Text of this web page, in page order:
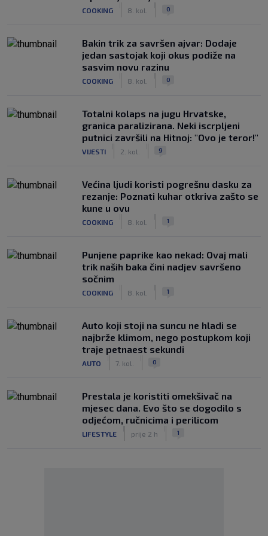
COOKING 8. kol. 0
Bakin trik za savršen ajvar: Dodaje
jedan sastojak koji okus podiže na
sasvim novu razinu
COOKING 8. kol. 0
Totalni kolaps na jugu Hrvatske,
granica paralizirana. Neki iscrpljeni
putnici završili na Hitnoj: "Ovo je teror!"
VIJESTI 2. kol. 9
Većina ljudi koristi pogrešnu dasku za
rezanje: Poznati kuhar otkriva zašto se
kune u ovu
COOKING 8. kol. 1
Punjene paprike kao nekad: Ovaj mali
trik naših baka čini nadjev savršeno
sočnim
COOKING 8. kol. 1
Auto koji stoji na suncu ne hladi se
najbrže klimom, nego postupkom koji
traje petnaest sekundi
AUTO 7. kol. 0
Prestala je koristiti omekšivač na
mjesec dana. Evo što se dogodilo s
odjećom, ručnicima i perilicom
LIFESTYLE prije 2 h 1